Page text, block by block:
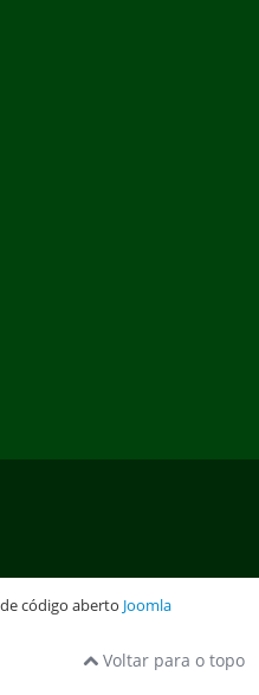
código aberto Joomla
Voltar para o topo